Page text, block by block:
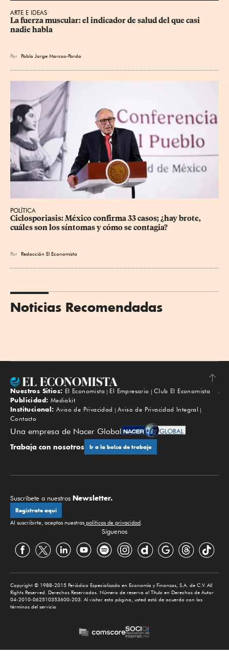
ARTE E IDEAS
La fuerza muscular: el indicador de salud del que casi
nadie habla
Por Pablo Jorge Marcos-Pardo
POLÍTICA
Ciclosporiasis: México confirma 33 casos; ¿hay brote,
cuáles son los síntomas y cómo se contagia?
Por Redacción El Economista
Noticias Recomendadas
Subir
Nuestros Sitios: El Economista El Empresario
Club El Economista
Publicidad: Mediakit
Institucional: Aviso de Privacidad
Aviso de Privacidad Integral
Contacto
Una empresa de Nacer Global
Trabaja con nosotros Ir a la bolsa de trabajo
Suscríbete a nuestros Newsletter.
Regístrate aquí
Al suscribirte, aceptas nuestras políticas de privacidad.
Síguenos
Copyright © 1988-2015 Periódico Especializado en Economía y Finanzas, S.A. de C.V. All
Rights Reserved. Derechos Reservados. Número de reserva al Título en Derechos de Autor
04-2010-062510353600-203. Al visitar esta página, usted está de acuerdo con los
términos del servicio